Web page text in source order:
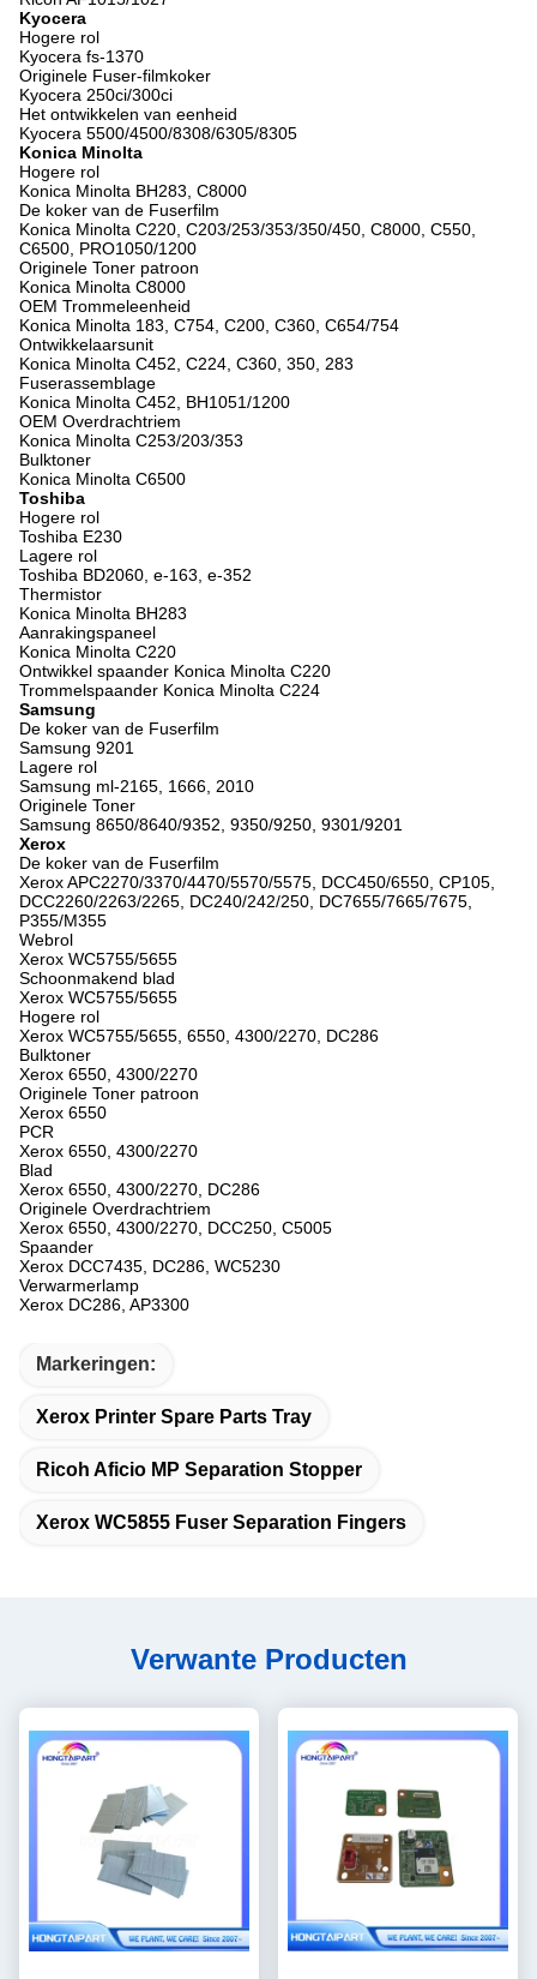
Kyocera
Hogere rol
Kyocera fs-1370
Originele Fuser-filmkoker
Kyocera 250ci/300ci
Het ontwikkelen van eenheid
Kyocera 5500/4500/8308/6305/8305
Konica Minolta
Hogere rol
Konica Minolta BH283, C8000
De koker van de Fuserfilm
Konica Minolta C220, C203/253/353/350/450, C8000, C550,
C6500, PRO1050/1200
Originele Toner patroon
Konica Minolta C8000
OEM Trommeleenheid
Konica Minolta 183, C754, C200, C360, C654/754
Ontwikkelaarsunit
Konica Minolta C452, C224, C360, 350, 283
Fuserassemblage
Konica Minolta C452, BH1051/1200
OEM Overdrachtriem
Konica Minolta C253/203/353
Bulktoner
Konica Minolta C6500
Toshiba
Hogere rol
Toshiba E230
Lagere rol
Toshiba BD2060, e-163, e-352
Thermistor
Konica Minolta BH283
Aanrakingspaneel
Konica Minolta C220
Ontwikkel spaander Konica Minolta C220
Trommelspaander Konica Minolta C224
Samsung
De koker van de Fuserfilm
Samsung 9201
Lagere rol
Samsung ml-2165, 1666, 2010
Originele Toner
Samsung 8650/8640/9352, 9350/9250, 9301/9201
Xerox
De koker van de Fuserfilm
Xerox APC2270/3370/4470/5570/5575, DCC450/6550, CP105,
DCC2260/2263/2265, DC240/242/250, DC7655/7665/7675,
P355/M355
Webrol
Xerox WC5755/5655
Schoonmakend blad
Xerox WC5755/5655
Hogere rol
Xerox WC5755/5655, 6550, 4300/2270, DC286
Bulktoner
Xerox 6550, 4300/2270
Originele Toner patroon
Xerox 6550
PCR
Xerox 6550, 4300/2270
Blad
Xerox 6550, 4300/2270, DC286
Originele Overdrachtriem
Xerox 6550, 4300/2270, DCC250, C5005
Spaander
Xerox DCC7435, DC286, WC5230
Verwarmerlamp
Xerox DC286, AP3300
Markeringen:
Xerox Printer Spare Parts Tray
Ricoh Aficio MP Separation Stopper
Xerox WC5855 Fuser Separation Fingers
Verwante Producten